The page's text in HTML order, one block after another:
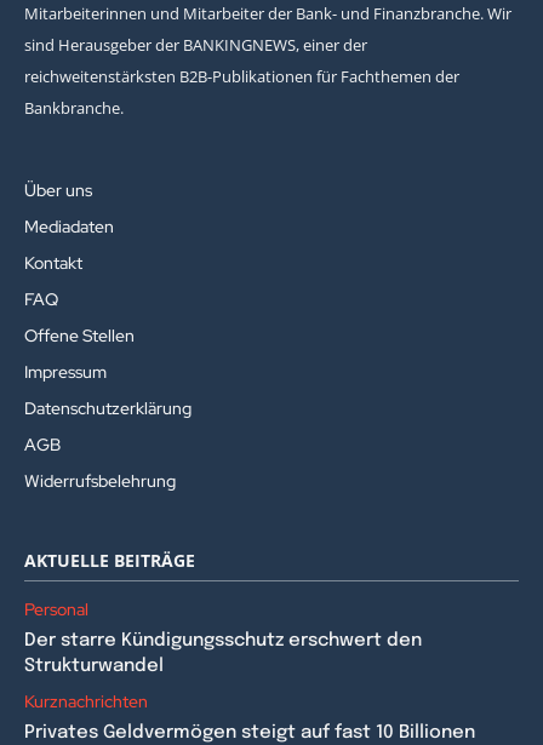
Mitarbeiterinnen und Mitarbeiter der Bank- und Finanzbranche. Wir
sind Herausgeber der BANKINGNEWS, einer der
reichweitenstärksten B2B-Publikationen für Fachthemen der
Bankbranche.
Über uns
Mediadaten
Kontakt
FAQ
Offene Stellen
Impressum
Datenschutzerklärung
AGB
Widerrufsbelehrung
AKTUELLE BEITRÄGE
Personal
Der starre Kündigungsschutz erschwert den
Strukturwandel
Kurznachrichten
Privates Geldvermögen steigt auf fast 10 Billionen